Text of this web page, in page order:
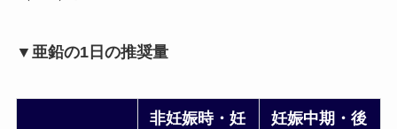
▼亜鉛の1日の推奨量
非妊娠時・妊
妊娠中期・後